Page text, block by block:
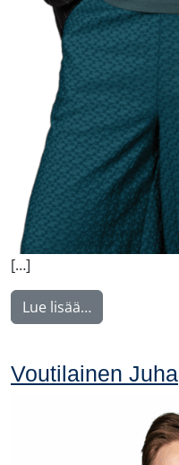
[…]
Lue lisää…
Voutilainen Juha